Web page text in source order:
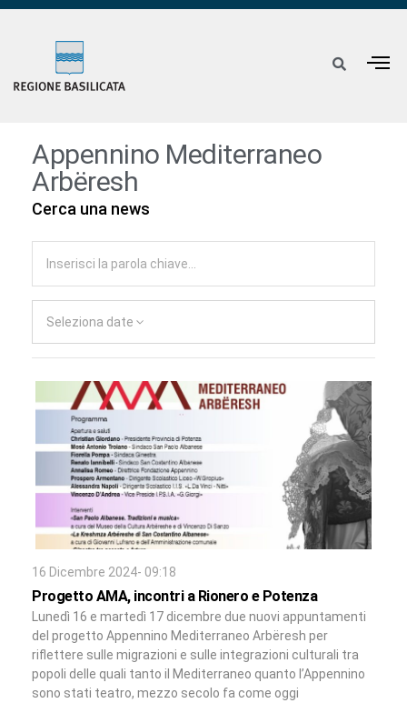
Appennino Mediterraneo
Arbëresh
Cerca una news
Seleziona date
16 Dicembre 2024- 09:18
Progetto AMA, incontri a Rionero e Potenza
Lunedì 16 e martedì 17 dicembre due nuovi appuntamenti
del progetto Appennino Mediterraneo Arbëresh per
riflettere sulle migrazioni e sulle integrazioni culturali tra
popoli delle quali tanto il Mediterraneo quanto l’Appennino
sono stati teatro, mezzo secolo fa come oggi